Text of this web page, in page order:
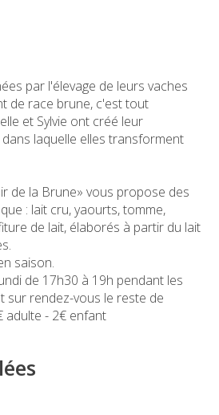
par l'élevage de leurs vaches
de race brune, c'est tout
et Sylvie ont créé leur
laquelle elles transforment
de la Brune» vous propose des
: lait cru, yaourts, tomme,
de lait, élaborés à partir du lait
saison.
de 17h30 à 19h pendant les
sur rendez-vous le reste de
adulte - 2€ enfant